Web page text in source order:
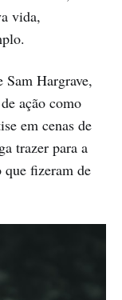
vida,
Hargrave,
ação como
em cenas de
trazer para a
fizeram de